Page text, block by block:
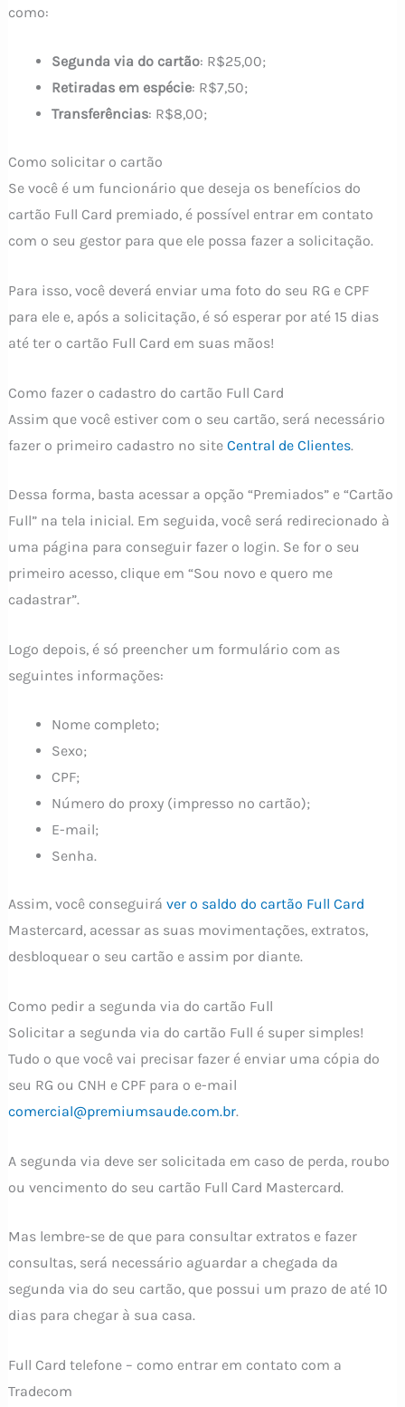
como:
Segunda via do cartão: R$25,00;
Retiradas em espécie: R$7,50;
Transferências: R$8,00;
Como solicitar o cartão
Se você é um funcionário que deseja os benefícios do
cartão Full Card premiado, é possível entrar em contato
com o seu gestor para que ele possa fazer a solicitação.
Para isso, você deverá enviar uma foto do seu RG e CPF
para ele e, após a solicitação, é só esperar por até 15 dias
até ter o cartão Full Card em suas mãos!
Como fazer o cadastro do cartão Full Card
Assim que você estiver com o seu cartão, será necessário
fazer o primeiro cadastro no site Central de Clientes.
Dessa forma, basta acessar a opção “Premiados” e “Cartão
Full” na tela inicial. Em seguida, você será redirecionado à
uma página para conseguir fazer o login. Se for o seu
primeiro acesso, clique em “Sou novo e quero me
cadastrar”.
Logo depois, é só preencher um formulário com as
seguintes informações:
Nome completo;
Sexo;
CPF;
Número do proxy (impresso no cartão);
E-mail;
Senha.
Assim, você conseguirá ver o saldo do cartão Full Card
Mastercard, acessar as suas movimentações, extratos,
desbloquear o seu cartão e assim por diante.
Como pedir a segunda via do cartão Full
Solicitar a segunda via do cartão Full é super simples!
Tudo o que você vai precisar fazer é enviar uma cópia do
seu RG ou CNH e CPF para o e-mail
comercial@premiumsaude.com.br.
A segunda via deve ser solicitada em caso de perda, roubo
ou vencimento do seu cartão Full Card Mastercard.
Mas lembre-se de que para consultar extratos e fazer
consultas, será necessário aguardar a chegada da
segunda via do seu cartão, que possui um prazo de até 10
dias para chegar à sua casa.
Full Card telefone – como entrar em contato com a
Tradecom